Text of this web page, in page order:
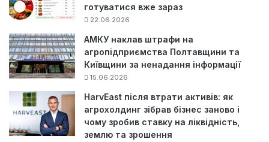
готуватися вже зараз
22.06.2026
АМКУ наклав штрафи на
агропідприємства Полтавщини та
Київщини за ненадання інформації
15.06.2026
HarvEast після втрати активів: як
агрохолдинг зібрав бізнес заново і
чому зробив ставку на ліквідність,
землю та зрошення